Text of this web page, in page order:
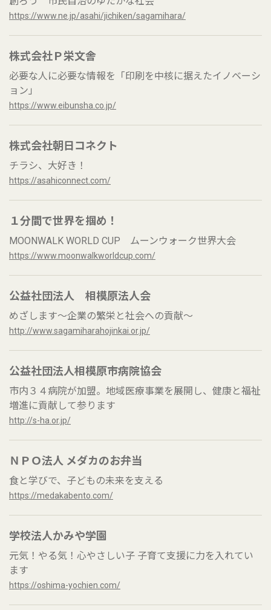
https://www.ne.jp/asahi/jichiken/sagamihara/
株式会社Ｐ栄文舎
必要な人に必要な情報を「印刷を中核に据えたイノベーシ
ョン」
https://www.eibunsha.co.jp/
株式会社朝日コネクト
チラシ、大好き！
https://asahiconnect.com/
１分間で世界を掴め！
MOONWALK WORLD CUP ムーンウォーク世界大会
https://www.moonwalkworldcup.com/
公益社団法人 相模原法人会
めざします～企業の繁栄と社会への貢献～
http://www.sagamiharahojinkai.or.jp/
公益社団法人相模原市病院協会
市内３４病院が加盟。地域医療事業を展開し、健康と福祉
増進に貢献して参ります
http://s-ha.or.jp/
ＮＰＯ法人 メダカのお弁当
食と学びで、子どもの未来を支える
https://medakabento.com/
学校法人かみや学園
元気！やる気！心やさしい子 子育て支援に力を入れてい
ます
https://oshima-yochien.com/